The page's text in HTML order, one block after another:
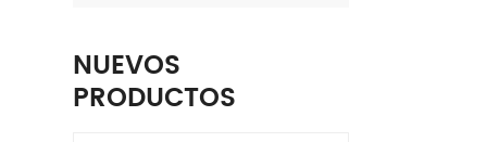
NUEVOS
PRODUCTOS